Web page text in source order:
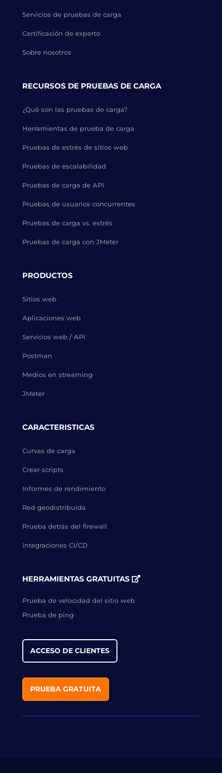
Servicios de pruebas de carga
Certificación de experto
Sobre nosotros
RECURSOS DE PRUEBAS DE CARGA
¿Qué son las pruebas de carga?
Herramientas de prueba de carga
Pruebas de estrés de sitios web
Pruebas de escalabilidad
Pruebas de carga de API
Pruebas de usuarios concurrentes
Pruebas de carga vs. estrés
Pruebas de carga con JMeter
PRODUCTOS
Sitios web
Aplicaciones web
Servicios web / API
Postman
Medios en streaming
JMeter
CARACTERISTICAS
Curvas de carga
Crear scripts
Informes de rendimiento
Red geodistribuida
Prueba detrás del firewall
Integraciones CI/CD
HERRAMIENTAS GRATUITAS
Prueba de velocidad del sitio web
Prueba de ping
ACCESO DE CLIENTES
PRUEBA GRATUITA